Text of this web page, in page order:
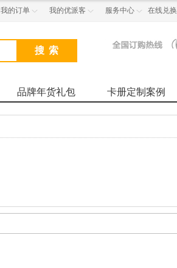
我的订单  我的优派客  服务中心  在线兑换
品牌年货礼包 卡册定制案例